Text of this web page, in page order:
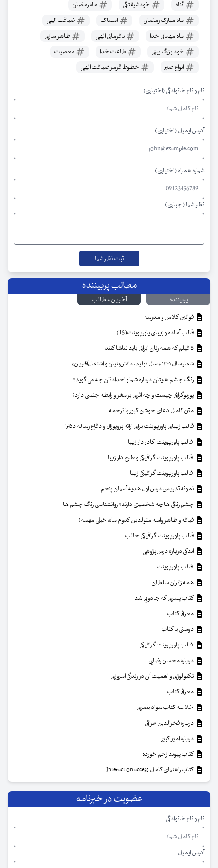
گناه خودشیفتگی
ماه رمضان
ماه مبارک رمضان
امساک
ضیافت الهی
ماه مهمانی خدا
نافرمانی الهی
ظاهر سازی
خود بزرگ بینی
طاعت خدا
معصیت
انواع صبر
خطوط قرمز ضیافت الهی
نام و نام خانوادگی (اختیاری)
آدرس ایمیل (اختیاری)
شماره همراه (اختیاری)
نظر شما (اجباری)
مطالب پربیننده
پربیننده
آخرین مطالب
قوانین کلاس و مدرسه
قالب آماده و زیبای پاورپوینت(15)
شعار سال ۱۴۰۱ «سال تولید، دانش‌بنیان و اشتغال‌آفرین»
رنگ چشم هایتان درباره شما و اجدادتان چه می گوید؟
پورنوگرافی چیست و چه اثری بر مغز و رابطه جنسی دارد؟
متن کامل دعای جوشن کبیر با ترجمه
قالب زیبای پاورپوینت برای ارائه پروپوزال و دفاع رساله دکترا
قالب پاورپوینت کادر دار زیبا
قالب پاورپوینت گرافیکی و طرح دار زیبا
قالب پاورپوینت گرافیکی زیبا
نمونه تدریس درس اول هدیه آسمان پنجم
چشم رنگی ها چه شخصیتی دارند؟ روانشناسی رنگ چشم ها
قیافه و ظاهر واسه متولدین کدوم ماه، خیلی مهمه؟
قالب پاورپوینت گرافیکی جالب
اندکی درباره درس‌پژوهی
قالب پاورپوینت
همه زائران سلطان
کتاب پسری که جادویی شد
معرفی کتاب
دوستی با کتاب
قالب پاورپوینت گرافیکی
درباره محسن رضایی
تکنولوژی و اهمیت آن در زندگی امروزی
معرفی کتاب
خلاصه کتاب سواد بصری
درباره فخرالدین عراقی
درباره امیر کبیر
کتاب پیوند زخم خورده
کتاب راهنمای کامل Interaction access
عضویت در خبرنامه
نام و نام خانوادگی
آدرس ایمیل